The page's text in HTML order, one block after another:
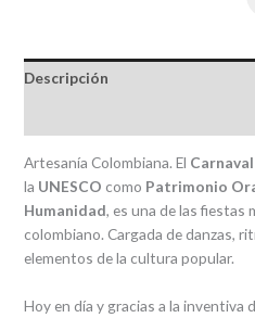
Descripción
Artesanía Colombiana. El
la UNESCO como Patrimonio
Humanidad, es una de las fiestas
colombiano. Cargada de danzas,
elementos de la cultura popular.
Hoy en día y gracias a la inventiva